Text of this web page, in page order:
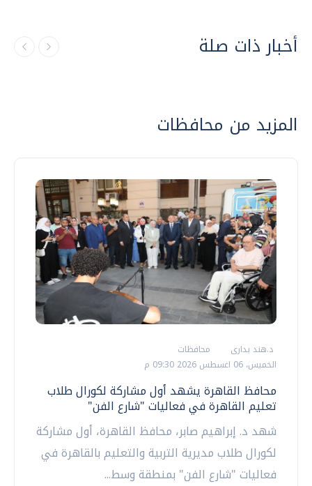
أخبار ذات صلة
المزيد من محافظات
د.هند بدارى
محافظات
الخميس، 06 اغسطس 2026 09:30 م
محافظ القاهرة يشهد أول مشاركة لكورال طلاب
تعليم القاهرة في فعاليات "شارع الفن"
شهد د. إبراهيم صابر، محافظ القاهرة، أول مشاركة
لكورال طلاب مديرية التربية والتعليم بالقاهرة في
فعاليات "شارع الفن" بمنطقة وسط...